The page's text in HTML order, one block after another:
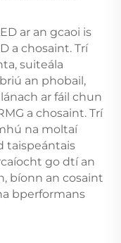
ar an gcaoi is
a chosaint. Trí
suiteála
an phobail,
ar fáil chun
a chosaint. Trí
na moltaí
taispeántais
go dtí an
bíonn an cosaint
bperformans